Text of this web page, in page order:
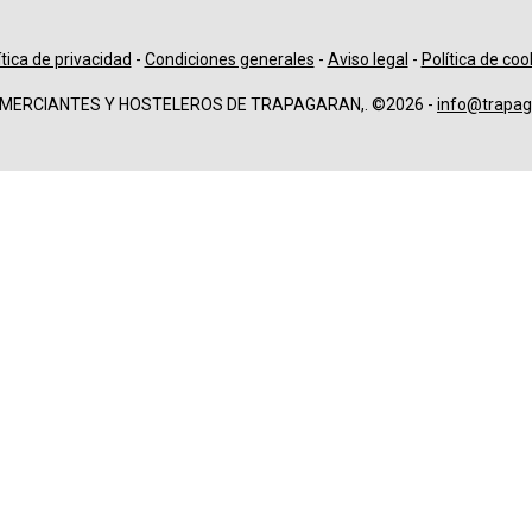
de privacidad - Condiciones generales - Aviso legal - Política de
Y HOSTELEROS DE TRAPAGARAN,. ©2026 -